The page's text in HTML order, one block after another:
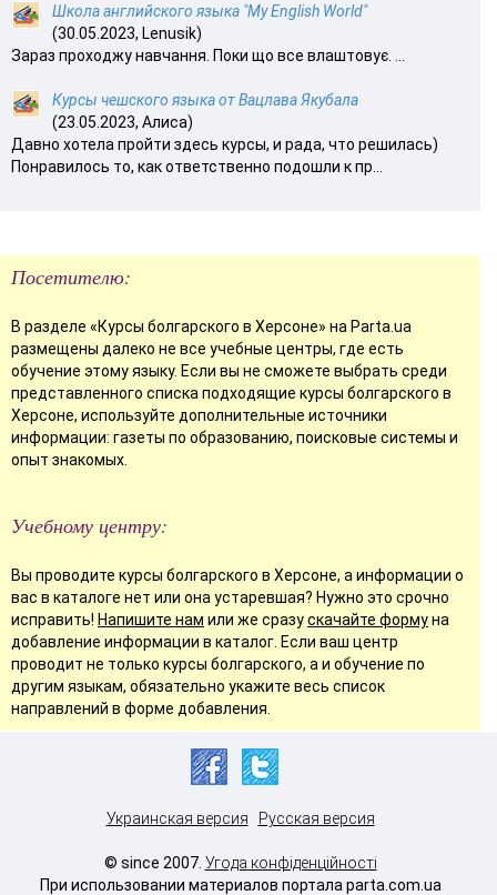
Школа английского языка "My English World"
(30.05.2023, Lenusik)
Зараз проходжу навчання. Поки що все влаштовує. ...
Курсы чешского языка от Вацлава Якубала
(23.05.2023, Алиса)
Давно хотела пройти здесь курсы, и рада, что решилась)
Понравилось то, как ответственно подошли к пр...
Посетителю:
В разделе «Курсы болгарского в Херсоне» на Parta.ua
размещены далеко не все учебные центры, где есть
обучение этому языку. Если вы не сможете выбрать среди
представленного списка подходящие курсы болгарского в
Херсоне, используйте дополнительные источники
информации: газеты по образованию, поисковые системы и
опыт знакомых.
Учебному центру:
Вы проводите курсы болгарского в Херсоне, а информации о
вас в каталоге нет или она устаревшая? Нужно это срочно
исправить! Напишите нам или же сразускачайте формуна
добавление информации в каталог. Если ваш центр
проводит не только курсы болгарского, а и обучение по
другим языкам, обязательно укажите весь список
направлений в форме добавления.
Украинская версия Русская версия
© since 2007. Угода конфіденційності
При использовании материалов портала parta.com.ua